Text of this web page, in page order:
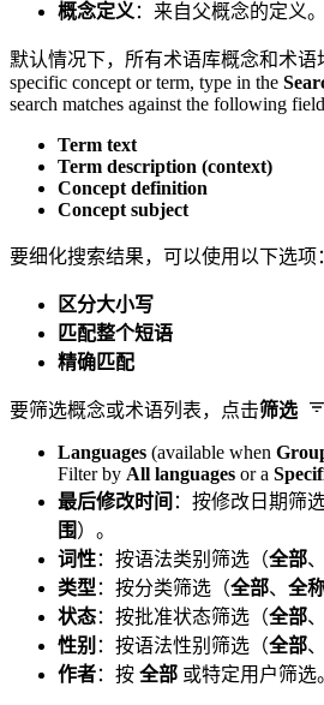
概念定义 ：来自父概念的定义。
默认情况下，所有术语库概念和术语
specific concept or term, type in the
search matches against the following
Term text
Term description (context)
Concept definition
Concept subject
要细化搜索结果，可以使用以下选项
区分大小写
匹配整个短语
精确匹配
要筛选概念或术语列表，点击筛选
Languages (available when
Filter by All languages or a
最后修改时间 ：按修改日期筛
围）。
词性：按语法类别筛选（全部、
类型 ：按分类筛选（全部、 全
状态：按批准状态筛选（全部、
性别 ：按语法性别筛选（全部、
作者：按 全部 或特定用户筛选